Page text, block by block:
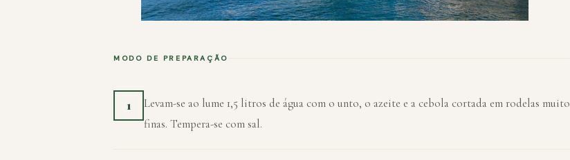
MODO DE PREPARAÇÃO
1
Levam-se ao lume 1,5 litros de água com o unto, o azeite e a cebola cortada em rodelas muito
finas. Tempera-se com sal.